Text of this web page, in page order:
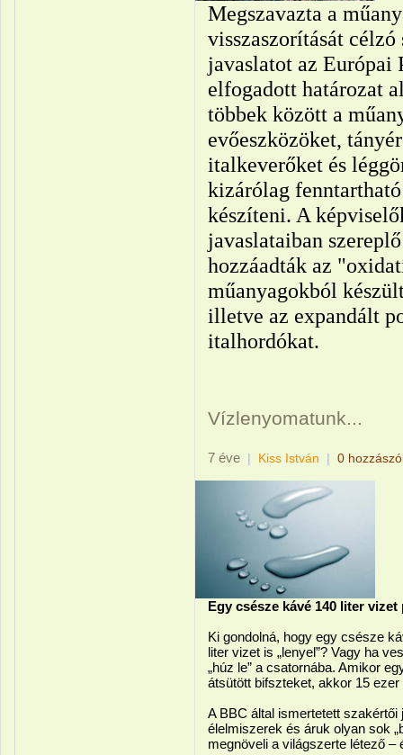
Megszavazta a
visszaszorítását
javaslatot az Európai
elfogadott határozat
többek között a
evőeszközöket,
italkeverőket és
kizárólag
készíteni. A
javaslataiban
hozzáadták az
műanyagokból
illetve az expandált
italhordókat.
Vízlenyomatunk...
7 éve | Kiss István | 0
Egy csésze kávé 140 liter
Ki gondolná, hogy egy csésze
liter vizet is „lenyel”? Vagy ha
„húz le” a csatornába. Amikor
átsütött bifszteket, akkor 15
A BBC által ismertetett
élelmiszerek és áruk olyan sok
megnöveli a világszerte létező